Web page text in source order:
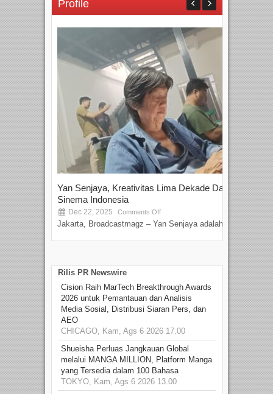
Profile
Yan Senjaya, Kreativitas Lima Dekade Dalam
Sinema Indonesia
Dec 22, 2025 Comments Off
Jakarta, Broadcastmagz – Yan Senjaya adalah...
Rilis PR Newswire
Cision Raih MarTech Breakthrough Awards
2026 untuk Pemantauan dan Analisis
Media Sosial, Distribusi Siaran Pers, dan
AEO
CHICAGO, Kam, Ags 6 2026 17.00
Shueisha Perluas Jangkauan Global
melalui MANGA MILLION, Platform Manga
yang Tersedia dalam 100 Bahasa
TOKYO, Kam, Ags 6 2026 13.00